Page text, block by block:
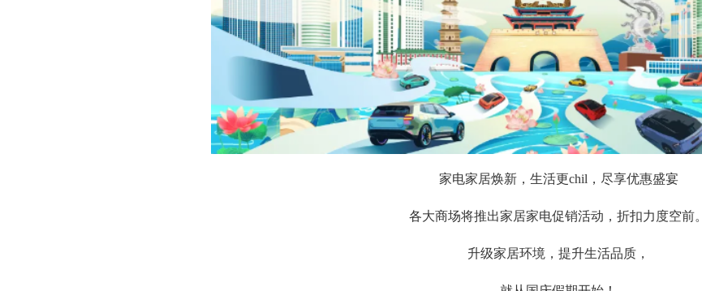
家电家居焕新，生活更chil，尽享优惠盛宴
各大商场将推出家居家电促销活动，折扣力度空前。
升级家居环境，提升生活品质，